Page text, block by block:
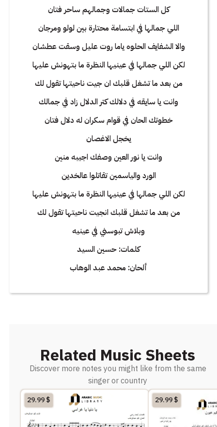
كل الستات جمالات وجمالهم ساحر فتان
اللي جمالها في ابتسامة محتارة بين لولو ومرجان
والا الشفايف الحلوه ياما روت عليل وسقت عطشان
لكن اللي جمالها في عينيها النظرة ما بتهونش عليها
من بعد ما تشغل قلبك ان جيت ناحيتها تقول لك
وانت يا سايقه في دلالك كتر الدلال زاد في جمالك
خطوتك الحان في قوام سكران له دلال فتان
يخجل الاغصان
وانت يا نور العين وصفك اجيبه منين
الورد والياسمين تقاتلوا عالخدين
لكن اللي جمالها في عينيها النظرة ما بتهونش عليها
من بعد ما تشغل قلبك انجيت ناحيتها تقول لك
وبلاش تبوسني في عينيه
كلمات: حسين السيد
ألحان: محمد عبد الوهاب
Related Music Sheets
Discover more notes you might like from the same
singer or country
29.99$ 29.99$